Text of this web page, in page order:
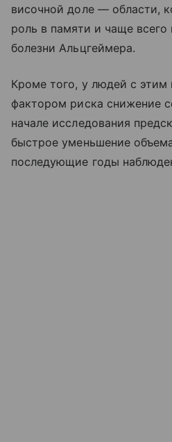
височной доле — области,
роль в памяти и чаще
болезни Альцгеймера.
Кроме того, у людей с этим
фактором риска снижение
начале исследования
быстрое уменьшение
последующие годы